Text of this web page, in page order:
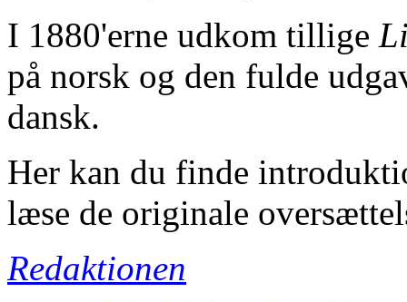
I 1880'erne udkom tillige
på norsk og den fulde
dansk.
Her kan du finde
læse de originale
Redaktionen